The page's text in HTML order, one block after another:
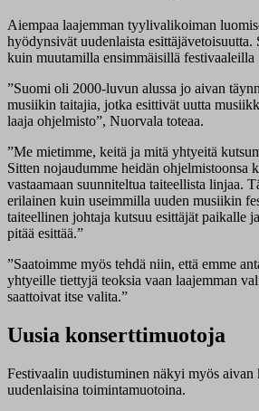
Aiempaa laajemman tyylivalikoiman
hyödynsivät uudenlaista esittäjävetoisuutta.
kuin muutamilla ensimmäisillä festivaaleilla
”Suomi oli 2000-luvun alussa jo aivan
musiikin taitajia, jotka esittivät uutta
laaja ohjelmisto”, Nuorvala toteaa.
”Me mietimme, keitä ja mitä yhtyeitä
Sitten nojaudumme heidän ohjelmistoonsa
vastaamaan suunniteltua taiteellista linjaa.
erilainen kuin useimmilla uuden musiikin
taiteellinen johtaja kutsuu esittäjät paikalle
pitää esittää.”
”Saatoimme myös tehdä niin, että emme
yhtyeille tiettyjä teoksia vaan laajemman
saattoivat itse valita.”
Uusia konserttimuotoja
Festivaalin uudistuminen näkyi myös aivan
uudenlaisina toimintamuotoina.